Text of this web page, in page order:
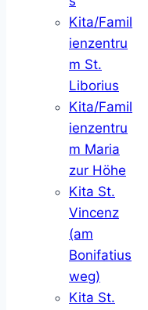
Kita/Famil
ienzentru
m St.
Liborius
Kita/Famil
ienzentru
m Maria
zur Höhe
Kita St.
Vincenz
(am
Bonifatius
weg)
Kita St.